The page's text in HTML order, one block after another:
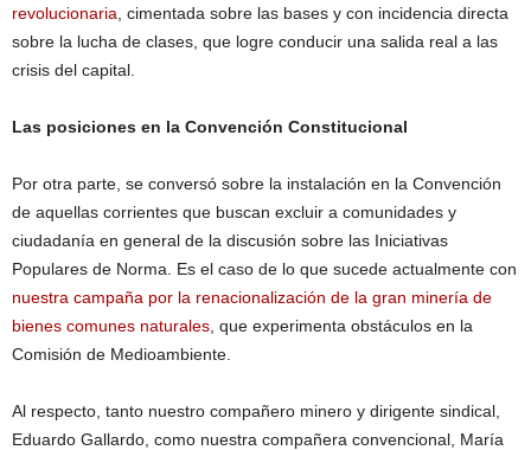
revolucionaria , cimentada sobre las bases y con incidencia directa
sobre la lucha de clases, que logre conducir una salida real a las
crisis del capital.
Las posiciones en la Convención Constitucional
Por otra parte, se conversó sobre la instalación en la Convención
de aquellas corrientes que buscan excluir a comunidades y
ciudadanía en general de la discusión sobre las Iniciativas
Populares de Norma. Es el caso de lo que sucede actualmente con
nuestra campaña por la renacionalización de la gran minería de
bienes comunes naturales , que experimenta obstáculos en la
Comisión de Medioambiente.
Al respecto, tanto nuestro compañero minero y dirigente sindical,
Eduardo Gallardo, como nuestra compañera convencional, María